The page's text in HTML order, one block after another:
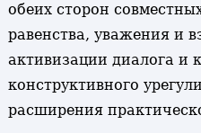
обеих сторон
равенства, уважения и
активизации диалога и
конструктивного
расширения